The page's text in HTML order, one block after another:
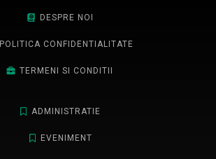
DESPRE NOI
POLITICA CONFIDENTIALITATE
TERMENI SI CONDITII
ADMINISTRATIE
EVENIMENT